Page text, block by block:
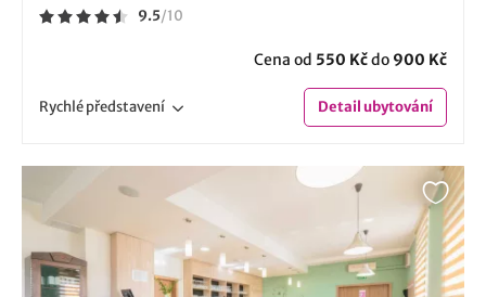
9.5/10
Cena od 550 Kčdo 900 Kč
Rychlépředstavení Detailubytování